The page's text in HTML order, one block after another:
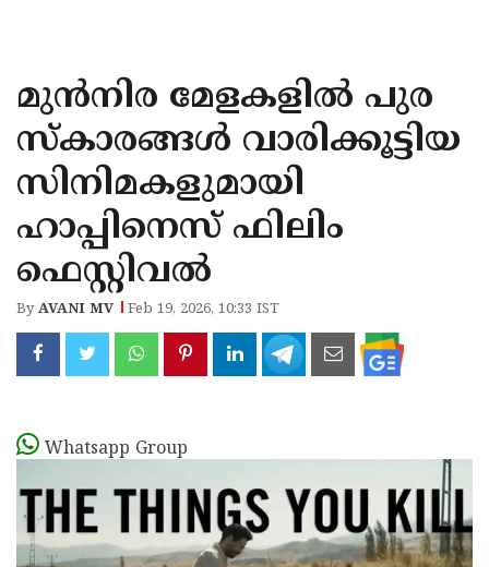
KANNUR
KASARAGOD
മുന്‍നിര മേളകളില്‍ പുര
സ്‌കാരങ്ങള്‍ വാരിക്കൂട്ടിയ
സിനിമകളുമായി
ഹാപ്പിനെസ് ഫിലിം
ഫെസ്റ്റിവല്‍
ByAVANI MV Feb 19, 2026, 10:33 IST
Whatsapp Group